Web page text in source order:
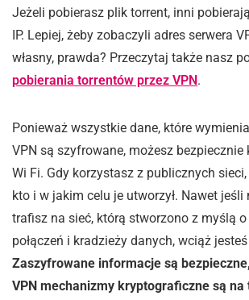
Jeżeli pobierasz plik torrent, inni
IP. Lepiej, żeby zobaczyli adres serwera
własny, prawda? Przeczytaj także nasz
pobierania torrentów przez VPN .
Ponieważ wszystkie dane, które
VPN są szyfrowane, możesz bezpiecznie
Wi Fi. Gdy korzystasz z publicznych
kto i w jakim celu je utworzył. Nawet jeśli
trafisz na sieć, którą stworzono z myślą o
połączeń i kradzieży danych, wciąż
Zaszyfrowane informacje są
VPN mechanizmy kryptograficzne są na